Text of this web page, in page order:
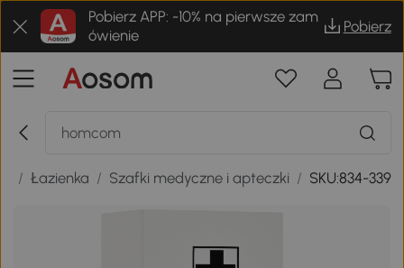
Pobierz APP: -10% na pierwsze zam
ówienie
Pobierz
/ Łazienka / Szafki medyczne i apteczki / SKU:834-339